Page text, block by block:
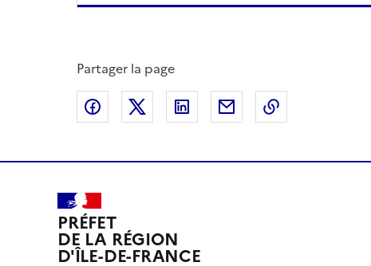
Partager la page
Partager sur Facebook
Partager sur XPartager sur LinkedIn
Partager par email
PRÉFET
DE LA RÉGION
D'ÎLE-DE-FRANCE